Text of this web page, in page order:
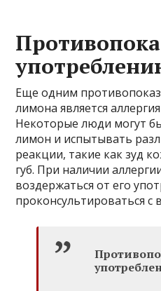
Еще одним
лимона является
Некоторые люди могут
лимон и испытывать
реакции, такие как зуд
губ. При наличии
воздержаться от его
проконсультироваться с